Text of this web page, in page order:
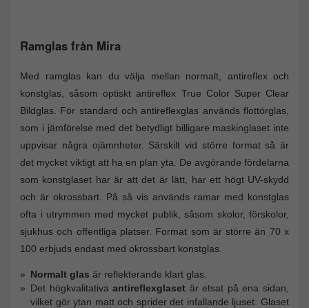
Ramglas från Mira
Med ramglas kan du välja mellan normalt, antireflex och
konstglas, såsom optiskt antireflex True Color Super Clear
Bildglas. För standard och antireflexglas används flottörglas,
som i jämförelse med det betydligt billigare maskinglaset inte
uppvisar några ojämnheter. Särskilt vid större format så är
det mycket viktigt att ha en plan yta. De avgörande fördelarna
som konstglaset har är att det är lätt, har ett högt UV-skydd
och är okrossbart. På så vis används ramar med konstglas
ofta i utrymmen med mycket publik, såsom skolor, förskolor,
sjukhus och offentliga platser. Format som är större än 70 x
100 erbjuds endast med okrossbart konstglas.
Normalt glas är reflekterande klart glas.
Det högkvalitativaantireflexglaset är etsat på ena sidan,
vilket gör ytan matt och sprider det infallande ljuset. Glaset